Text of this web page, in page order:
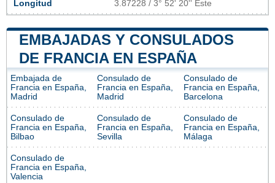
Longitud 3.87228 / 3° 52' 20'' Este
EMBAJADAS Y CONSULADOS
DE FRANCIA EN ESPAÑA
Embajada de
Francia en España,
Madrid
Consulado de
Francia en España,
Madrid
Consulado de
Francia en España,
Barcelona
Consulado de
Francia en España,
Bilbao
Consulado de
Francia en España,
Sevilla
Consulado de
Francia en España,
Málaga
Consulado de
Francia en España,
Valencia